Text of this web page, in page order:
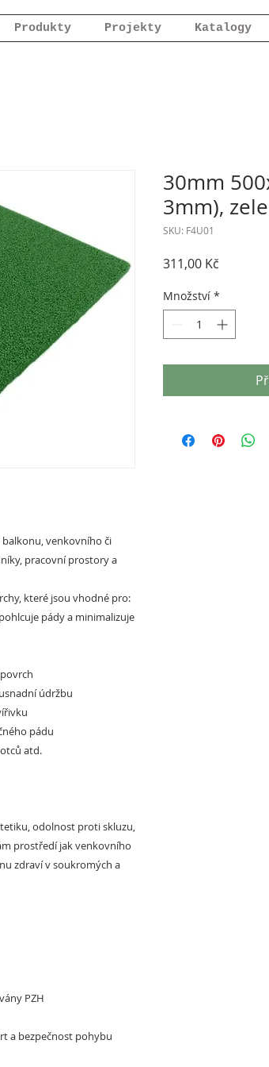
Produkty Projekty Katalogy
venkovního či
pracovní prostory a
které jsou vhodné pro:
pády a minimalizuje
údržbu
pádu
atd.
odolnost proti skluzu,
prostředí jak venkovního
zdraví v soukromých a
PZH
a bezpečnost pohybu
30mm
3mm),
SKU: F4U01
311,00 Kč
Množství *